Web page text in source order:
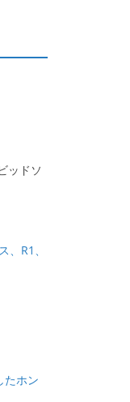
ッドソ
R1、
たホン